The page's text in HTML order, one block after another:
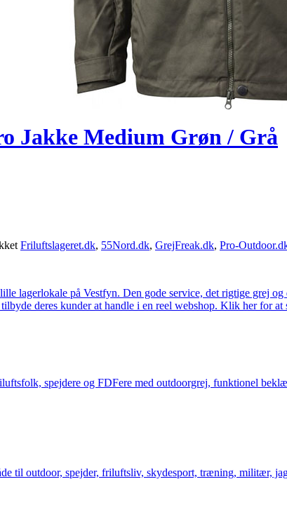
Jakke Medium Grøn / Grå
Friluftslageret.dk, 55Nord.dk, GrejFreak.dk, Pro-
lagerlokale på Vestfyn. Den gode service, det rigtige grej
deres kunder at handle i en reel webshop. Klik her for at
spejdere og FDFere med outdoorgrej, funktionel
til outdoor, spejder, friluftsliv, skydesport, træning, militær,